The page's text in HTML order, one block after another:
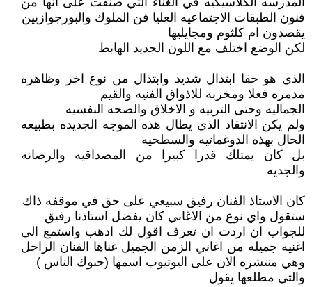
فنون الطبقات الاجتماعيه العليا فن الملوك والبورجوازيين
يقصدون ام كلثوم ومجايليها
لكن الوضع اختلف مع اللون الجديد الهابط
الذي هو حقا ابتذال شديد وابتذال من نوع اخر وظاهره
مدمره فعلا ومخربه للاذواق الفنيه والقيم
الجماليه وحتى التربيه و الاخلاق والصحه النفسيه
ولم يكن الانتقاد الذي يطال هذه الموجه الجديده بطبيعه
الحال بهذه الدوغماتيه والسطحيه
بل كان يمتلك قدرا كبيرا من المصداقيه والرصانه
والجديه
كان الاستاذ الفنان رفيق سبيعي على حق في موقفه ذاك
ستقول واي نوع من الاغاني كان يفضل استاذنا رفيق
للجواب ان اردت ان تعرف اقول لك اذهب واستمع الى
اغنيه جميله من اغاني الزمن الجميل غناها الفنان الراحل
وهي منتشره الان على اليوتيوب اسمها (حبوك الناس )
والتي مطلعها يقول